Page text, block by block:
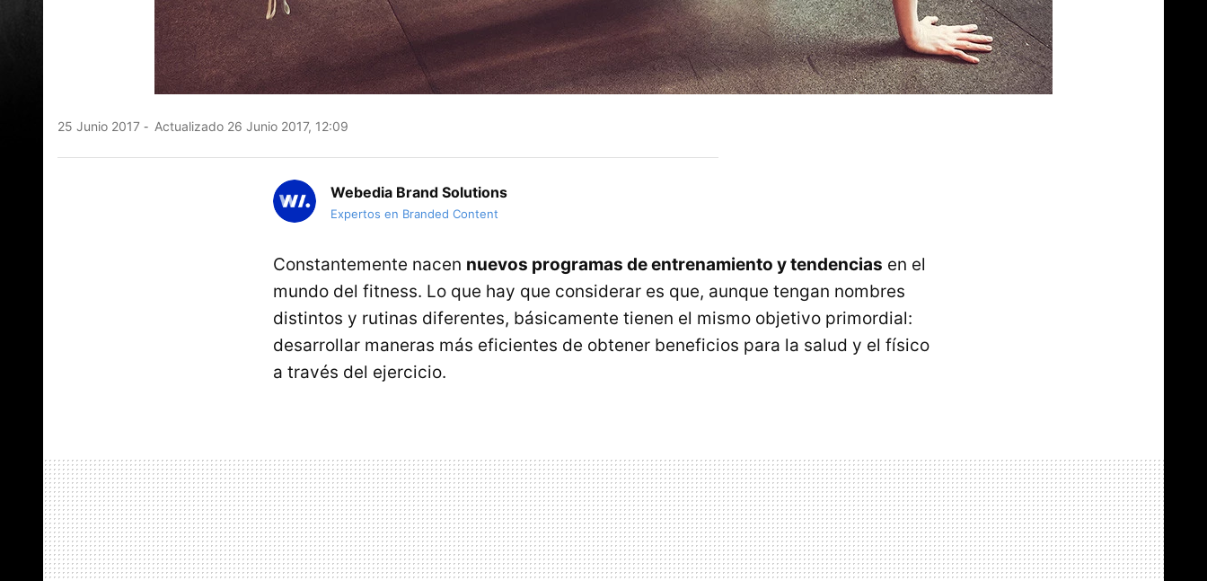
25 Junio 2017 Actualizado 26 Junio 2017, 12:09
Webedia Brand Solutions
Expertos en Branded Content
Constantemente nacen nuevos programas de entrenamiento y tendencias en el
mundo del fitness. Lo que hay que considerar es que, aunque tengan nombres
distintos y rutinas diferentes, básicamente tienen el mismo objetivo primordial:
desarrollar maneras más eficientes de obtener beneficios para la salud y el físico
a través del ejercicio.